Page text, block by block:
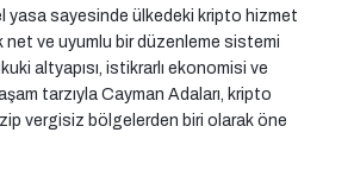
yasa sayesinde ülkedeki kripto hizmet
net ve uyumlu bir düzenleme sistemi
altyapısı, istikrarlı ekonomisi ve
tarzıyla Cayman Adaları, kripto
vergisiz bölgelerden biri olarak öne